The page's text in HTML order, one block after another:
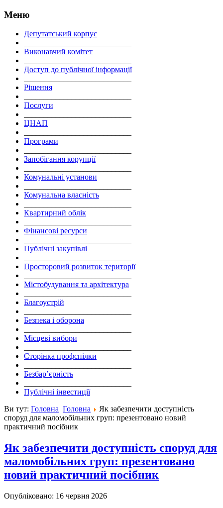
Меню
Депутатський корпус
Виконавчий комітет
Доступ до публічної інформації
Рішення
Послуги
ЦНАП
Програми
Запобігання корупції
Комунальні установи
Комунальна власність
Квартирний облік
Фінансові ресурси
Публічні закупівлі
Просторовий розвиток території
Містобудування та архітектура
Благоустрій
Безпека і оборона
Місцеві вибори
Сторінка профспілки
Безбар’єрність
Публічні інвестиції
Ви тут: Головна Головна
Як забезпечити доступність
споруд для маломобільних груп: презентовано новий
практичний посібник
Як забезпечити доступність споруд для
маломобільних груп: презентовано
новий практичний посібник
Опубліковано: 16 червня 2026